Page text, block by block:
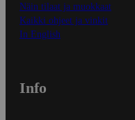
Näin tilaat ja muokkaat
Kaikki ohjeet ja vinkit
In English
Info